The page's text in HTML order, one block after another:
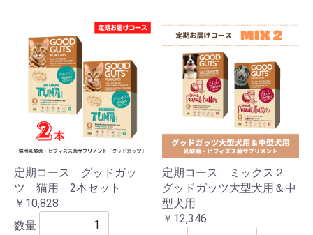
定期コース グッドガッ
ツ 猫用 2本セット
￥10,828
数量
定期コース ミックス２
グッドガッツ大型犬用＆中
型犬用
￥12,346